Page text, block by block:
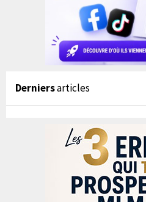
Derniersarticles